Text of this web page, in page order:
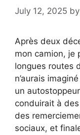
July 12, 2025 by
Après deux
mon camion, je
longues routes
n’aurais
un
conduirait à
des
sociaux, et